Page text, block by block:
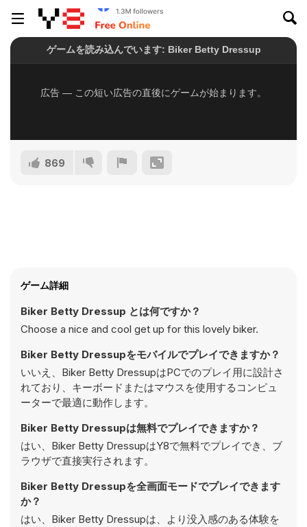
869
ゲーム詳細
Biker Betty Dressup とは何ですか？
Choose a nice and cool get up for this lovely biker.
Biker Betty Dressupをモバイルでプレイできますか？
いいえ、Biker Betty DressupはPCでのプレイ用に設計さ
れており、キーボードまたはマウスを使用するコンピュ
ーターで最適に動作します。
Biker Betty Dressupは無料でプレイできますか？
はい、Biker Betty DressupはY8で無料でプレイでき、ブ
ラウザで直接実行されます。
Biker Betty Dressupを全画面モードでプレイできます
か？
はい、Biker Betty Dressupは、より没入感のある体験を